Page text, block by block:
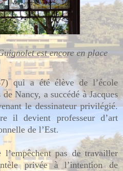
est encore en place
qui a été élève de l’école
Nancy, a succédé à Jacques
le dessinateur privilégié.
il devient professeur d’art
de l’Est.
pas de travailler
privée à l’intention de